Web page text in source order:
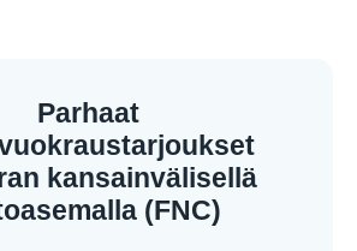
Parhaat
kansainvälisellä
(FNC)